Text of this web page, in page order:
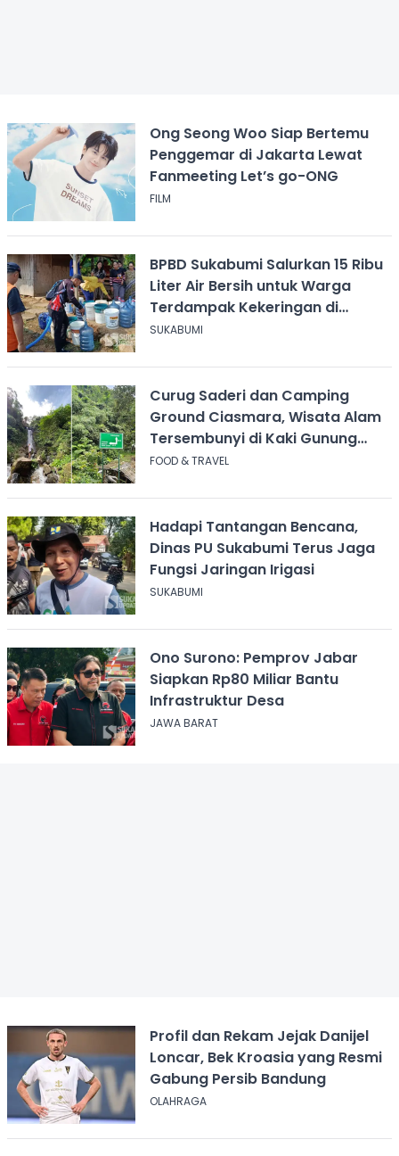
Ong Seong Woo Siap Bertemu
Penggemar di Jakarta Lewat
Fanmeeting Let’s go-ONG
FILM
BPBD Sukabumi Salurkan 15 Ribu
Liter Air Bersih untuk Warga
Terdampak Kekeringan di
Cicurug
SUKABUMI
Curug Saderi dan Camping
Ground Ciasmara, Wisata Alam
Tersembunyi di Kaki Gunung
Salak
FOOD & TRAVEL
Hadapi Tantangan Bencana,
Dinas PU Sukabumi Terus Jaga
Fungsi Jaringan Irigasi
SUKABUMI
Ono Surono: Pemprov Jabar
Siapkan Rp80 Miliar Bantu
Infrastruktur Desa
JAWA BARAT
Profil dan Rekam Jejak Danijel
Loncar, Bek Kroasia yang Resmi
Gabung Persib Bandung
OLAHRAGA